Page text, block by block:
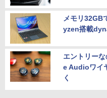
メモリ32GB
yzen搭載
エントリー
e Audioワイ
く